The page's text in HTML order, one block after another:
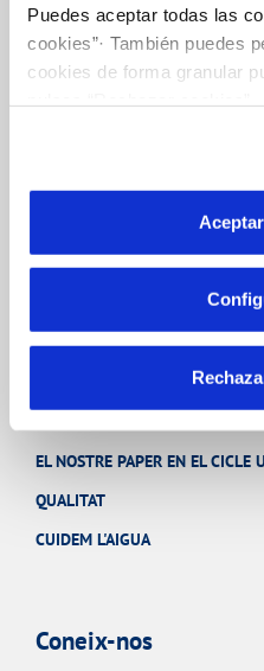
Puedes aceptar todas las
cookies”· También puedes
cookies de forma granular
son indispensables para
por tanto no se pueden
más información en nuestra
ALTRES GESTIONS
El Teu Servei
FACTURES I PREUS
EL NOSTRE PAPER EN EL CICLE
QUALITAT
CUIDEM L'AIGUA
Coneix-nos